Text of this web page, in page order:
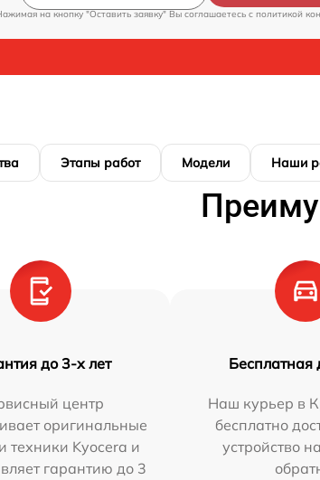
на кнопку "Оставить заявку" Вы соглашаетесь c политикой
Этапы работ Модели Наши
до 3-х лет
центр
оригинальные
техники Kyocera и
гарантию до 3
Бесплатная
Наш курьер в
бесплатно
устройство